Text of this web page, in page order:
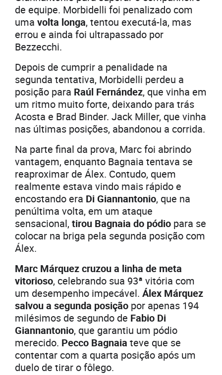
de equipe. Morbidelli foi penalizado com
uma volta longa, tentou executá-la, mas
errou e ainda foi ultrapassado por
Bezzecchi.
Depois de cumprir a penalidade na
segunda tentativa, Morbidelli perdeu a
posição para Raúl Fernández, que vinha em
um ritmo muito forte, deixando para trás
Acosta e Brad Binder. Jack Miller, que vinha
nas últimas posições, abandonou a corrida.
Na parte final da prova, Marc foi abrindo
vantagem, enquanto Bagnaia tentava se
reaproximar de Álex. Contudo, quem
realmente estava vindo mais rápido e
encostando era Di Giannantonio, que na
penúltima volta, em um ataque
sensacional, tirou Bagnaia do pódio para se
colocar na briga pela segunda posição com
Álex.
Marc Márquez cruzou a linha de meta
vitorioso, celebrando sua 93ª vitória com
um desempenho impecável. Álex Márquez
salvou a segunda posição por apenas 194
milésimos de segundo de Fabio Di
Giannantonio, que garantiu um pódio
merecido. Pecco Bagnaia teve que se
contentar com a quarta posição após um
duelo de tirar o fôlego.